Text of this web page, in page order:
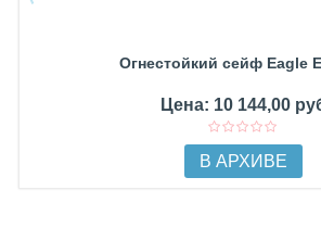
Огнестойкий сейф Eagle
Цена: 10 144,00
В АРХИВЕ